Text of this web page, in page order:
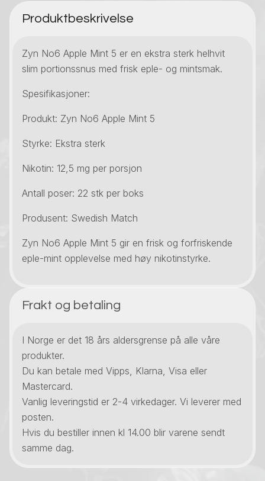
Produktbeskrivelse
Zyn No6 Apple Mint 5 er en ekstra sterk helhvit
slim portionssnus med frisk eple- og mintsmak.
Spesifikasjoner:
Produkt: Zyn No6 Apple Mint 5
Styrke: Ekstra sterk
Nikotin: 12,5 mg per porsjon
Antall poser: 22 stk per boks
Produsent: Swedish Match
Zyn No6 Apple Mint 5 gir en frisk og forfriskende
eple-mint opplevelse med høy nikotinstyrke.
Frakt og betaling
I Norge er det 18 års aldersgrense på alle våre
produkter.
Du kan betale med Vipps, Klarna, Visa eller
Mastercard.
Vanlig leveringstid er 2-4 virkedager. Vi leverer med
posten.
Hvis du bestiller innen kl 14.00 blir varene sendt
samme dag.